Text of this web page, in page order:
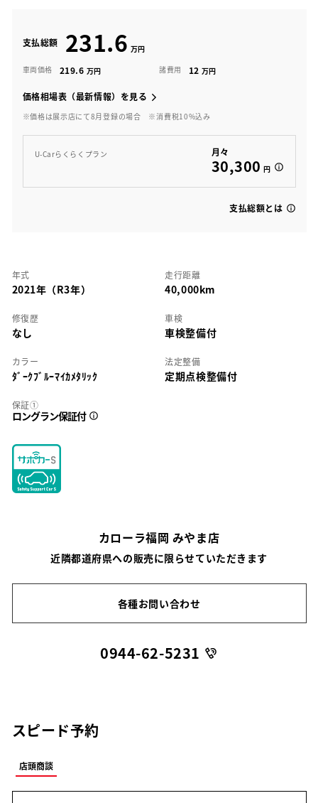
支払総額 231.6
車両価格 219.6 諸費用 12
価格相場表（最新情報）を見る
※価格は展示店にて8月登録の場合 ※消費税10%込み
U-Carらくらくプラン 月々
30,300 円
支払総額とは
年式
2021年（R3年）
走行距離
40,000km
修復歴
なし
車検
車検整備付
カラー
ﾀﾞｰｸﾌﾞﾙｰﾏｲｶﾒﾀﾘｯｸ
法定整備
定期点検整備付
保証①
ロングラン保証付
カローラ福岡 みやま店
近隣都道府県への販売に限らせていただきます
各種お問い合わせ
0944-62-5231
スピード予約
店頭商談